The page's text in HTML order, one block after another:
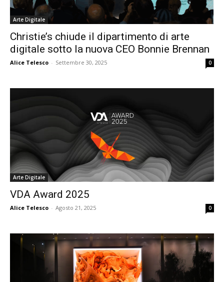
Arte Digitale
Christie’s chiude il dipartimento di arte
digitale sotto la nuova CEO Bonnie Brennan
Alice Telesco - Settembre 30, 2025 0
Arte Digitale
VDA Award 2025
Alice Telesco - Agosto 21, 2025 0